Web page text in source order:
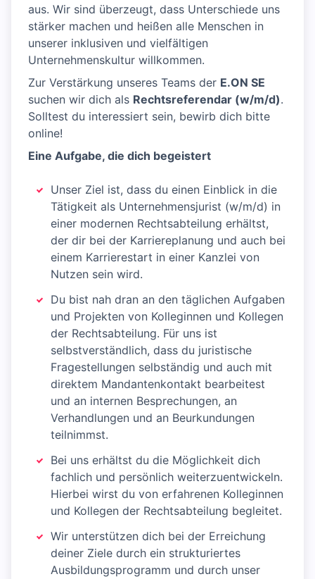
aus. Wir sind überzeugt, dass Unterschiede uns
stärker machen und heißen alle Menschen in
unserer inklusiven und vielfältigen
Unternehmenskultur willkommen.
Zur Verstärkung unseres Teams der E.ON SE
suchen wir dich als Rechtsreferendar (w/m/d).
Solltest du interessiert sein, bewirb dich bitte
online!
Eine Aufgabe, die dich begeistert
Unser Ziel ist, dass du einen Einblick in die
Tätigkeit als Unternehmensjurist (w/m/d) in
einer modernen Rechtsabteilung erhältst,
der dir bei der Karriereplanung und auch bei
einem Karrierestart in einer Kanzlei von
Nutzen sein wird.
Du bist nah dran an den täglichen Aufgaben
und Projekten von Kolleginnen und Kollegen
der Rechtsabteilung. Für uns ist
selbstverständlich, dass du juristische
Fragestellungen selbständig und auch mit
direktem Mandantenkontakt bearbeitest
und an internen Besprechungen, an
Verhandlungen und an Beurkundungen
teilnimmst.
Bei uns erhältst du die Möglichkeit dich
fachlich und persönlich weiterzuentwickeln.
Hierbei wirst du von erfahrenen Kolleginnen
und Kollegen der Rechtsabteilung begleitet.
Wir unterstützen dich bei der Erreichung
deiner Ziele durch ein strukturiertes
Ausbildungsprogramm und durch unser